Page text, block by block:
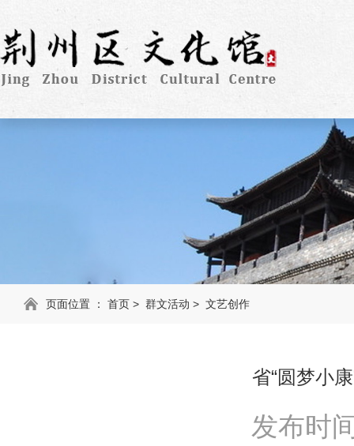
页面位置 ： 首页 > 群文活动 > 文艺创作
省“圆梦小
发布时